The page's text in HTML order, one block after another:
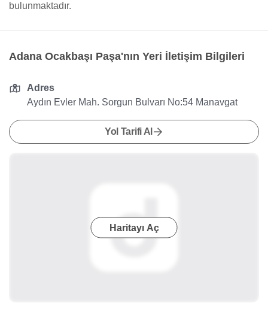
bulunmaktadır.
Adana Ocakbaşı Paşa'nın Yeri İletişim Bilgileri
Adres
Aydın Evler Mah. Sorgun Bulvarı No:54 Manavgat
Yol Tarifi Al
Haritayı Aç